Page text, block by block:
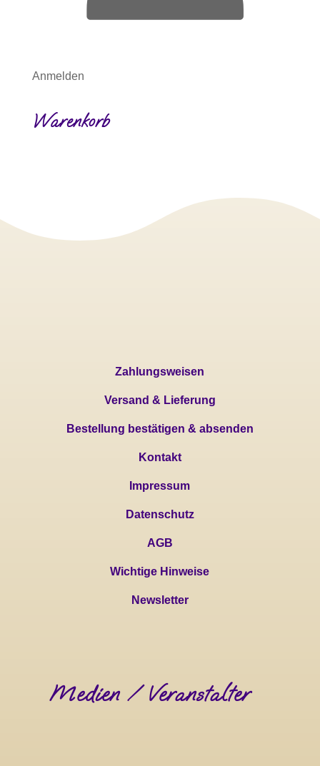
Anmelden
Warenkorb
Zahlungsweisen
Versand & Lieferung
Bestellung bestätigen & absenden
Kontakt
Impressum
Datenschutz
AGB
Wichtige Hinweise
Newsletter
Medien / Veranstalter